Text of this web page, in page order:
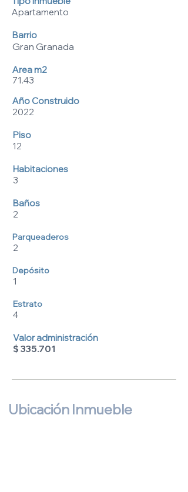
Apartamento
Barrio
Gran Granada
Area m2
71.43
Año Construido
2022
Piso
12
Habitaciones
3
Baños
2
Parqueaderos
2
Depósito
1
Estrato
4
Valor administración
$ 335.701
Ubicación Inmueble